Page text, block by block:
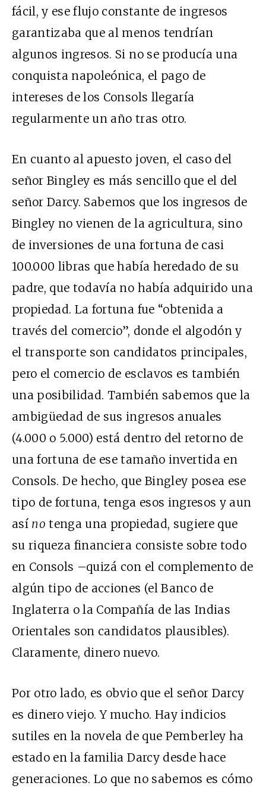
fácil, y ese flujo constante de ingresos
garantizaba que al menos tendrían
algunos ingresos. Si no se producía una
conquista napoleónica, el pago de
intereses de los Consols llegaría
regularmente un año tras otro.
En cuanto al apuesto joven, el caso del
señor Bingley es más sencillo que el del
señor Darcy. Sabemos que los ingresos de
Bingley no vienen de la agricultura, sino
de inversiones de una fortuna de casi
100.000 libras que había heredado de su
padre, que todavía no había adquirido una
propiedad. La fortuna fue “obtenida a
través del comercio”, donde el algodón y
el transporte son candidatos principales,
pero el comercio de esclavos es también
una posibilidad. También sabemos que la
ambigüedad de sus ingresos anuales
(4.000 o 5.000) está dentro del retorno de
una fortuna de ese tamaño invertida en
Consols. De hecho, que Bingley posea ese
tipo de fortuna, tenga esos ingresos y aun
así no tenga una propiedad, sugiere que
su riqueza financiera consiste sobre todo
en Consols –quizá con el complemento de
algún tipo de acciones (el Banco de
Inglaterra o la Compañía de las Indias
Orientales son candidatos plausibles).
Claramente, dinero nuevo.
Por otro lado, es obvio que el señor Darcy
es dinero viejo. Y mucho. Hay indicios
sutiles en la novela de que Pemberley ha
estado en la familia Darcy desde hace
generaciones. Lo que no sabemos es cómo